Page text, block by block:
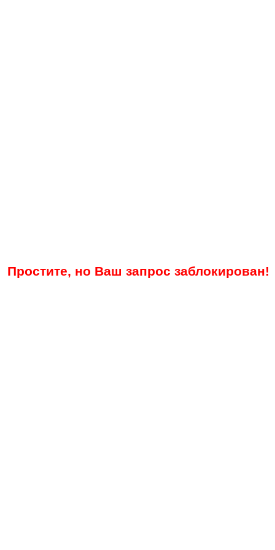
Простите, но Ваш запрос заблокирован!